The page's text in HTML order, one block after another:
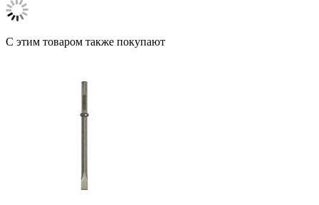
C этим товаром также покупают